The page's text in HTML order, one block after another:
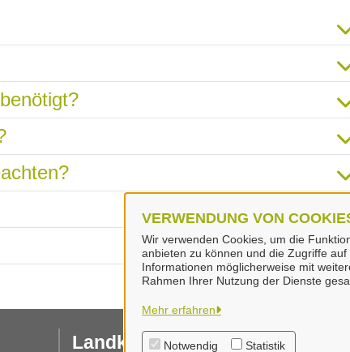
VERWENDUNG VON
Wir verwenden Cookies, um die
anbieten zu können und die Zugriffe
Informationen möglicherweise mit
Rahmen Ihrer Nutzung der Dienste
Mehr erfahren
Notwendig Statistik
Landkreis Peine